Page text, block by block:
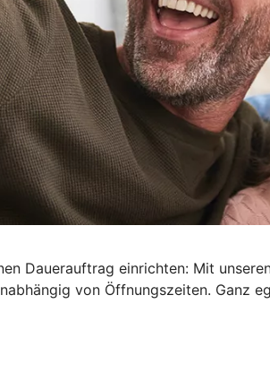
Dauerauftrag einrichten: Mit
von Öffnungszeiten.